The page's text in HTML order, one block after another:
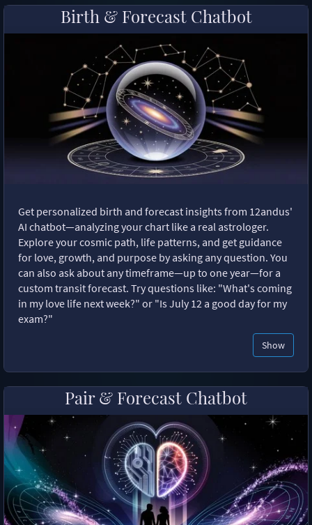
Birth & Forecast Chatbot
Get personalized birth and forecast insights from 12andus'
AI chatbot—analyzing your chart like a real astrologer.
Explore your cosmic path, life patterns, and get guidance
for love, growth, and purpose by asking any question. You
can also ask about any timeframe—up to one year—for a
custom transit forecast. Try questions like: "What's coming
in my love life next week?" or "Is July 12 a good day for my
exam?"
Show
Pair & Forecast Chatbot